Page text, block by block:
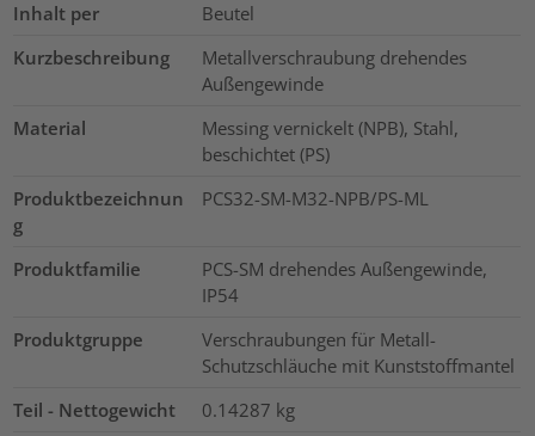
Inhalt per
Beutel
Kurzbeschreibung
Metallverschraubung drehendes
Außengewinde
Material
Messing vernickelt (NPB), Stahl,
beschichtet (PS)
Produktbezeichnun
g
PCS32-SM-M32-NPB/PS-ML
Produktfamilie
PCS-SM drehendes Außengewinde,
IP54
Produktgruppe
Verschraubungen für Metall-
Schutzschläuche mit Kunststoffmantel
Teil - Nettogewicht
0.14287 kg